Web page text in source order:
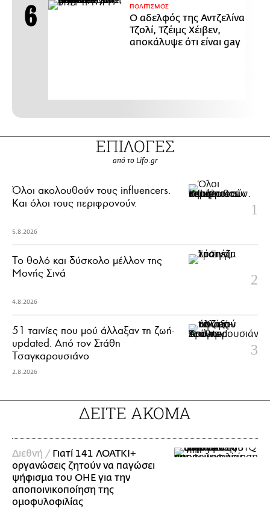
ΠΟΛΙΤΙΣΜΟΣ
Ο αδελφός της Αντζελίνα
Τζολί, Τζέιμς Χέιβεν,
αποκάλυψε ότι είναι gay
ΕΠΙΛΟΓΕΣ
από το Lifo.gr
Όλοι ακολουθούν τους influencers.
Και όλοι τους περιφρονούν.
5.8.2026
Το θολό και δύσκολο μέλλον της
Μονής Σινά
4.8.2026
51 ταινίες που μού άλλαξαν τη ζωή-
updated. Aπό τον Στάθη
Τσαγκαρουσιάνο
2.8.2026
ΔΕΙΤΕ ΑΚΟΜΑ
Διεθνή / Γιατί 141 ΛΟΑΤΚΙ+
οργανώσεις ζητούν να παγώσει
ψήφισμα του ΟΗΕ για την
αποποινικοποίηση της
ομοφυλοφιλίας